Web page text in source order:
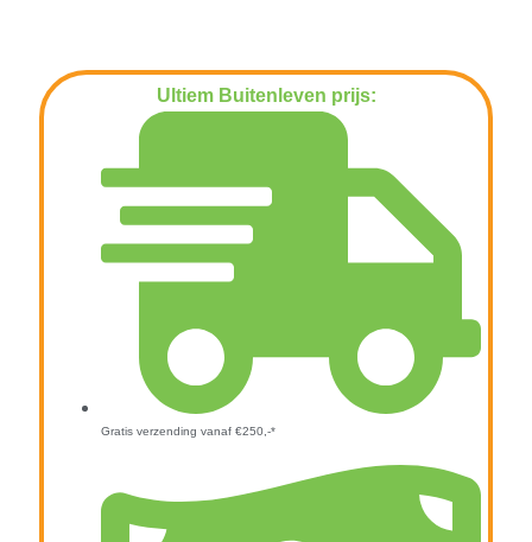
Ultiem Buitenleven prijs:
Gratis verzending vanaf €250,-*